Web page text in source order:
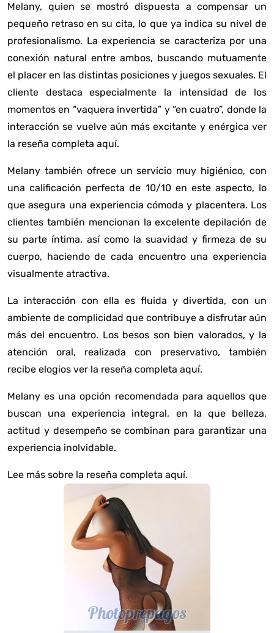
Melany, quien se mostró dispuesta a compensar un
pequeño retraso en su cita, lo que ya indica su nivel de
profesionalismo. La experiencia se caracteriza por una
conexión natural entre ambos, buscando mutuamente
el placer en las distintas posiciones y juegos sexuales. El
cliente destaca especialmente la intensidad de los
momentos en “vaquera invertida” y “en cuatro”, donde la
interacción se vuelve aún más excitante y enérgica ver
la reseña completa aquí.
Melany también ofrece un servicio muy higiénico, con
una calificación perfecta de 10/10 en este aspecto, lo
que asegura una experiencia cómoda y placentera. Los
clientes también mencionan la excelente depilación de
su parte íntima, así como la suavidad y firmeza de su
cuerpo, haciendo de cada encuentro una experiencia
visualmente atractiva.
La interacción con ella es fluida y divertida, con un
ambiente de complicidad que contribuye a disfrutar aún
más del encuentro. Los besos son bien valorados, y la
atención oral, realizada con preservativo, también
recibe elogios ver la reseña completa aquí.
Melany es una opción recomendada para aquellos que
buscan una experiencia integral, en la que belleza,
actitud y desempeño se combinan para garantizar una
experiencia inolvidable.
Lee más sobre la reseña completa aquí.